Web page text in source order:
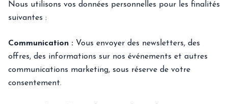
Nous utilisons vos données personnelles pour les finalités
suivantes :
Communication : Vous envoyer des newsletters, des
offres, des informations sur nos événements et autres
communications marketing, sous réserve de votre
consentement.